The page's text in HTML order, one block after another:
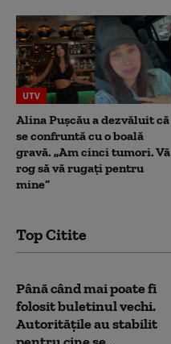
UTV
Alina Pușcău a dezvăluit că
se confruntă cu o boală
gravă. „Am cinci tumori. Vă
rog să vă rugați pentru
mine”
Top Citite
Până când mai poate fi
folosit buletinul vechi.
Autoritățile au stabilit